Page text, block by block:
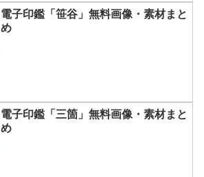
電子印鑑「笹谷」無料画像・素材まと
め
電子印鑑「三箇」無料画像・素材まと
め